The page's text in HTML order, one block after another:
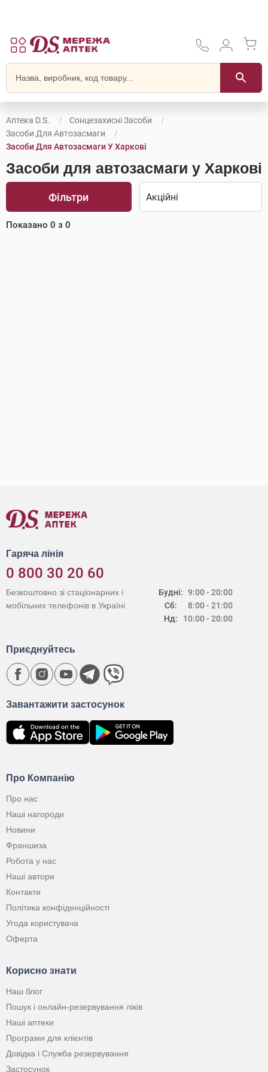
Аптека D.S.
Сонцезахисні Засоби
Засоби Для Автозасмаги
Засоби Для Автозасмаги У Харкові
Засоби для автозасмаги у Харкові
Фільтри
Показано 0 з 0
Гаряча лінія
0 800 30 20 60
Будні:
Сб:
Нд:
9:00 - 20:00
8:00 - 21:00
10:00 - 20:00
Безкоштовно зі стаціонарних і
мобільних телефонів в Україні
Про Компанію
Про нас
Наші нагороди
Новини
Франшиза
Робота у нас
Наші автори
Контакти
Політика конфіденційності
Угода користувача
Оферта
Корисно знати
Наш блог
Пошук і онлайн-резервування ліків
Наші аптеки
Програми для клієнтів
Довідка і Служба резервування
Застосунок
Завантажити застосунок
Приєднуйтесь